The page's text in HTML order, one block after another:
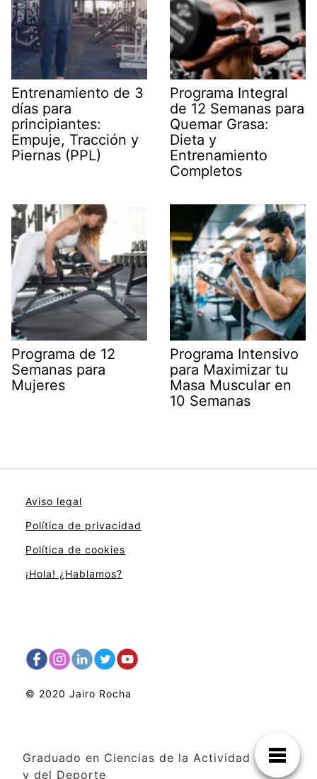
Entrenamiento de 3
días para
principiantes:
Empuje, Tracción y
Piernas (PPL)
Programa Integral
de 12 Semanas para
Quemar Grasa:
Dieta y
Entrenamiento
Completos
Programa de 12
Semanas para
Mujeres
Programa Intensivo
para Maximizar tu
Masa Muscular en
10 Semanas
Aviso legal
Política de privacidad
Política de cookies
¡Hola! ¿Hablamos?
© 2020 Jairo Rocha
Graduado en Ciencias de la Actividad Física
y del Deporte